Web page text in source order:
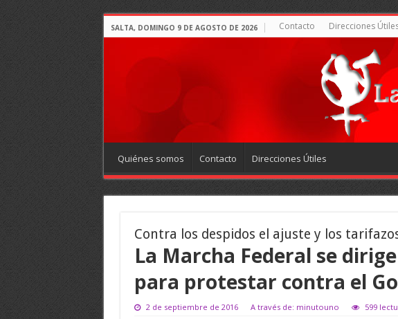
SALTA, DOMINGO 9 DE AGOSTO DE 2026 Contacto Direcciones
Quiénes somos Contacto Direcciones Útiles
Contra los despidos el ajuste y los
La Marcha Federal se
para protestar contra el
2 de septiembre de 2016 A través de: minutouno 599